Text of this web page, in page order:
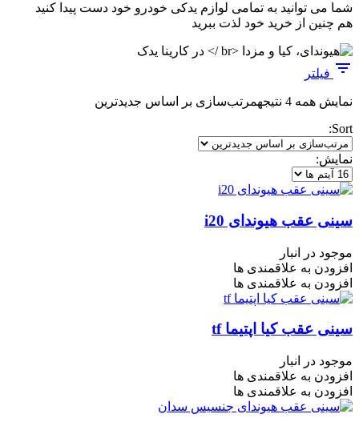
شما می توانید به تمامی لوازم یدکی خودرو خود دست پیدا کنید
هم چنین از خرید خود لذت ببرید
فیلتر
نمایش همه 4 نتیجه
مرتب‌سازی بر اساس جدیدترین
Sort:
نمایش:
سینی عقب هیوندای i20
موجود در انبار
افزودن به علاقمندی ها
افزودن به علاقمندی ها
سینی عقب کیا اپتیما tf
موجود در انبار
افزودن به علاقمندی ها
افزودن به علاقمندی ها